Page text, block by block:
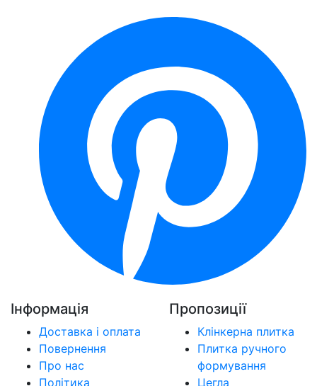
Інформація
Доставка і оплата
Повернення
Про нас
Політика
Пропозиції
Клінкерна плитка
Плитка ручного
формування
Цегла